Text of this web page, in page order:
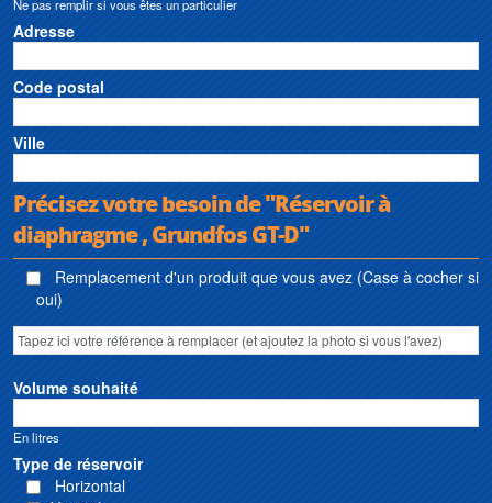
Ne pas remplir si vous êtes un particulier
Adresse
Code postal
Ville
Précisez votre besoin de "Réservoir à
diaphragme , Grundfos GT-D"
Remplacement d'un produit que vous avez (Case à cocher si
oui)
Volume souhaité
En litres
Type de réservoir
Horizontal